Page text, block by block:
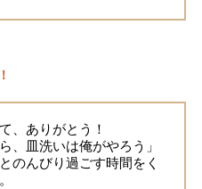
、ありがとう！
、皿洗いは俺がやろう」
のんびり過ごす時間をく